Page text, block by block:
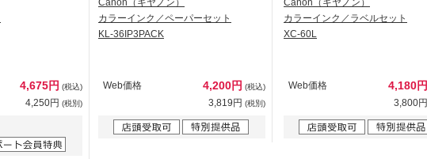
4,675円 (税込)
4,250円 (税別)
Canon（キヤノン）
カラーインク／ペーパーセット
KL-36IP3PACK
Web価格 4,200円 (税込)
3,819円 (税別)
Canon（キヤノン）
カラーインク／ラベルセット
XC-60L
Web価格 4,180円
3,800円